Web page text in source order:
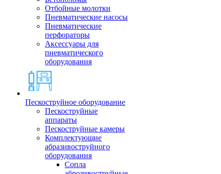
Отбойные молотки
Пневматические насосы
Пневматические
перфораторы
Аксессуары для
пневматического
оборудования
Пескоструйное оборудование
Пескоструйные
аппараты
Пескоструйные камеры
Комплектующие
абразивоструйного
оборудования
Сопла